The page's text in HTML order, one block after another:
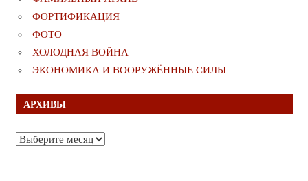
ФОРТИФИКАЦИЯ
ФОТО
ХОЛОДНАЯ ВОЙНА
ЭКОНОМИКА И ВООРУЖЁННЫЕ СИЛЫ
АРХИВЫ
Архивы